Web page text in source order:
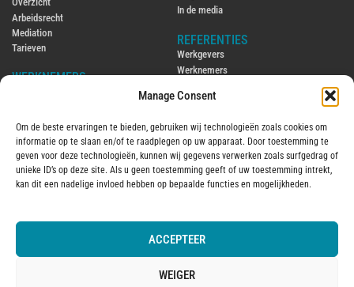
Manage Consent
Om de beste ervaringen te bieden, gebruiken wij technologieën zoals cookies om
informatie op te slaan en/of te raadplegen op uw apparaat. Door toestemming te
geven voor deze technologieën, kunnen wij gegevens verwerken zoals surfgedrag of
unieke ID’s op deze site. Als u geen toestemming geeft of uw toestemming intrekt,
kan dit een nadelige invloed hebben op bepaalde functies en mogelijkheden.
ACCEPTEER
WEIGER
Arbeidsrecht
Mediation
Tarieven
WERKNEMERS
Ambtenarenrecht
Mediation
Tarieven
OVER MIJ
In de media
REFERENTIES
Werkgevers
Werknemers
CONTACT
ENGLISH
Hiring and firing employees in the
Netherlands
Employment law in the Netherlands
Vervanging Kantoorklachtenregeling